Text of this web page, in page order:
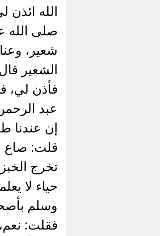
الله
صلى الله
شعير،
الشعير
فأذن لي،
عبد
إن عندنا
قلت: صاع
تخرج
حياء لا
وسلم
فقلت: